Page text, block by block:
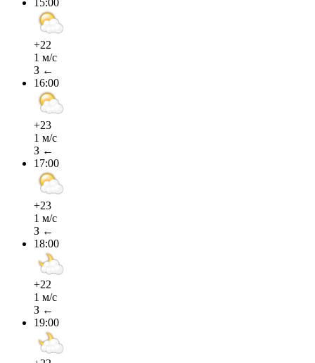
15:00
+22
1 м/с
З ←
16:00
+23
1 м/с
З ←
17:00
+23
1 м/с
З ←
18:00
+22
1 м/с
З ←
19:00